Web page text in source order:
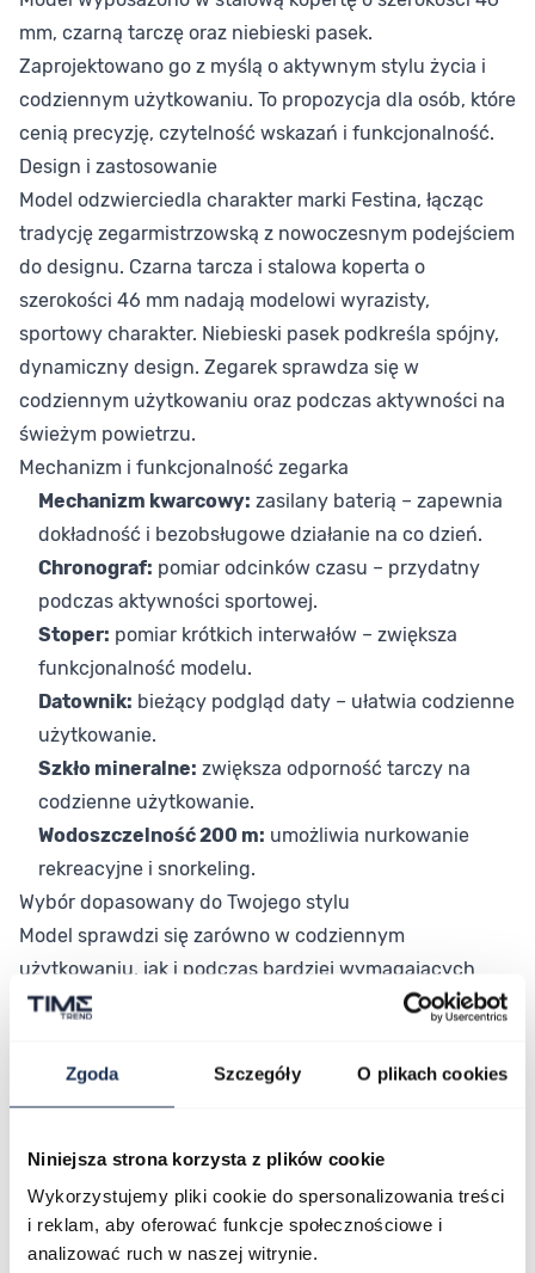
Zgoda Szczegóły O plikach cookies
Niniejsza strona korzysta z plików cookie
Wykorzystujemy pliki cookie do spersonalizowania treści
i reklam, aby oferować funkcje społecznościowe i
analizować ruch w naszej witrynie.
mm, czarną tarczę oraz niebieski pasek.
Zaprojektowano go z myślą o aktywnym stylu życia i
codziennym użytkowaniu. To propozycja dla osób, które
cenią precyzję, czytelność wskazań i funkcjonalność.
Design i zastosowanie
Model odzwierciedla charakter marki Festina, łącząc
tradycję zegarmistrzowską z nowoczesnym podejściem
do designu. Czarna tarcza i stalowa koperta o
szerokości 46 mm nadają modelowi wyrazisty,
sportowy charakter. Niebieski pasek podkreśla spójny,
dynamiczny design. Zegarek sprawdza się w
codziennym użytkowaniu oraz podczas aktywności na
świeżym powietrzu.
Mechanizm i funkcjonalność zegarka
Mechanizm kwarcowy: zasilany baterią – zapewnia
dokładność i bezobsługowe działanie na co dzień.
Chronograf: pomiar odcinków czasu – przydatny
podczas aktywności sportowej.
Stoper: pomiar krótkich interwałów – zwiększa
funkcjonalność modelu.
Datownik: bieżący podgląd daty – ułatwia codzienne
użytkowanie.
Szkło mineralne: zwiększa odporność tarczy na
codzienne użytkowanie.
Wodoszczelność 200 m: umożliwia nurkowanie
rekreacyjne i snorkeling.
Wybór dopasowany do Twojego stylu
Model sprawdzi się zarówno w codziennym
użytkowaniu, jak i podczas bardziej wymagających
sytuacji. To wybór dla osób, które cenią połączenie
wodoszczelności. Stalowa koperta i czytelna tarcza
zapewniają komfort noszenia każdego dnia.
To propozycja dla osób, które cenią dopracowany
design i niezawodne działanie. Wybierz zegarek
Festina, który łączy funkcję chronografu z wysoką